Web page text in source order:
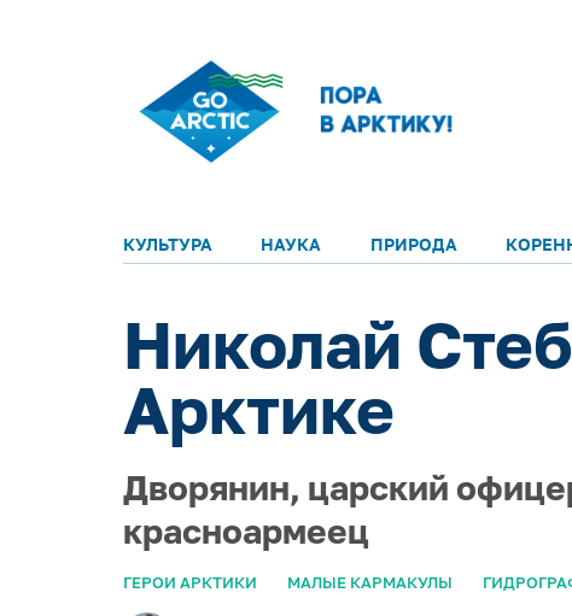
КУЛЬТУРА НАУКА ПРИРОДА
Николай
Арктике
Дворянин, царский
красноармеец
ГЕРОИ АРКТИКИ МАЛЫЕ КАРМАКУЛЫ